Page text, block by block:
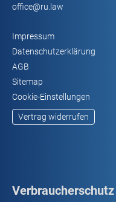
office@ru.law
Impressum
Datenschutzerklärung
AGB
Sitemap
Cookie-Einstellungen
Vertrag widerrufen
Verbraucherschutz